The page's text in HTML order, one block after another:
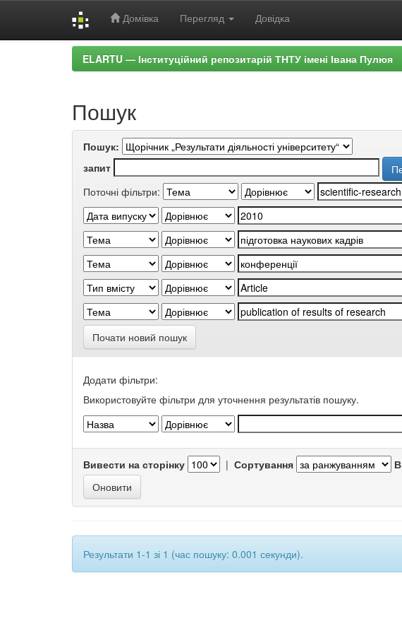
Домівка Перегляд Довідка
ELARTU — Інституційний репозитарій ТНТУ імені Івана Пулюя
Пошук
Пошук:
запит
Поточні фільтри:
Почати новий пошук
Додати фільтри:
Використовуйте фільтри для уточнення результатів пошуку.
Вивести на сторінку | Сортування
Результати 1-1 зі 1 (час пошуку: 0.001 секунди).